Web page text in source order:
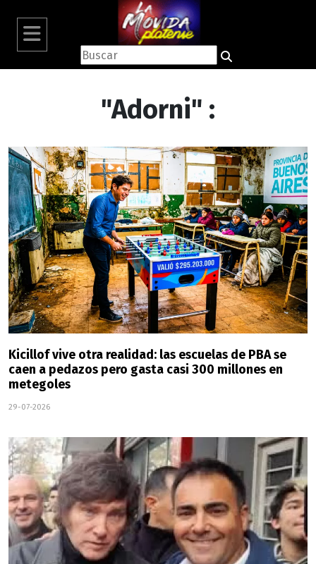
"Adorni" :
Kicillof vive otra realidad: las escuelas de PBA se
caen a pedazos pero gasta casi 300 millones en
metegoles
29-07-2026